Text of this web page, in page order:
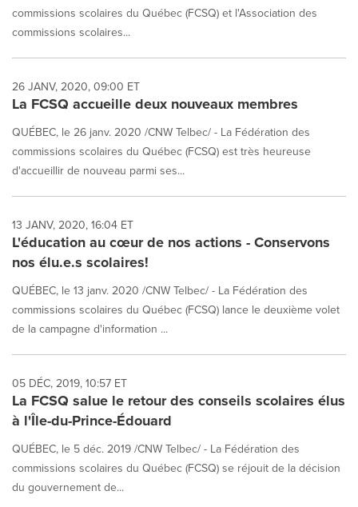
commissions scolaires du Québec (FCSQ) et l'Association des
commissions scolaires...
26 JANV, 2020, 09:00 ET
La FCSQ accueille deux nouveaux membres
QUÉBEC, le 26 janv. 2020 /CNW Telbec/ - La Fédération des
commissions scolaires du Québec (FCSQ) est très heureuse
d'accueillir de nouveau parmi ses...
13 JANV, 2020, 16:04 ET
L'éducation au cœur de nos actions - Conservons
nos élu.e.s scolaires!
QUÉBEC, le 13 janv. 2020 /CNW Telbec/ - La Fédération des
commissions scolaires du Québec (FCSQ) lance le deuxième volet
de la campagne d'information ...
05 DÉC, 2019, 10:57 ET
La FCSQ salue le retour des conseils scolaires élus
à l'Île-du-Prince-Édouard
QUÉBEC, le 5 déc. 2019 /CNW Telbec/ - La Fédération des
commissions scolaires du Québec (FCSQ) se réjouit de la décision
du gouvernement de...